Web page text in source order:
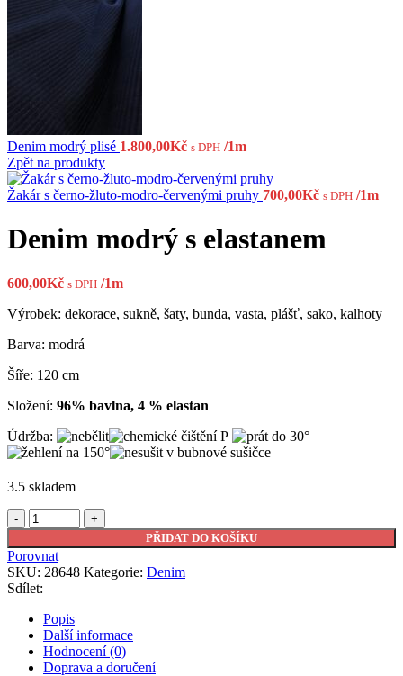
Denim modrý plisé 1.800,00Kč s DPH /1m
Zpět na produkty
Žakár s černo-žluto-modro-červenými pruhy 700,00Kč s DPH /1m
Denim modrý s elastanem
600,00Kč s DPH /1m
Výrobek: dekorace, sukně, šaty, bunda, vasta, plášť, sako, kalhoty
Barva: modrá
Šíře: 120 cm
Složení: 96% bavlna, 4 % elastan
Údržba:
3.5 skladem
Denim
modrý
s
elastanem
množství
PŘIDAT DO KOŠÍKU
Porovnat
SKU: 28648 Kategorie: Denim
Sdílet:
Popis
Další informace
Hodnocení (0)
Doprava a doručení